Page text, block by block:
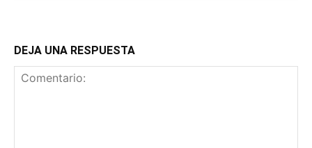
DEJA UNA RESPUESTA